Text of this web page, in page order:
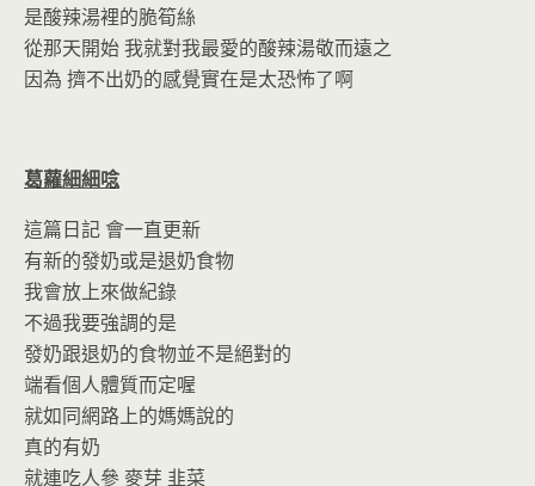
是酸辣湯裡的脆筍絲
從那天開始 我就對我最愛的酸辣湯敬而遠之
因為 擠不出奶的感覺實在是太恐怖了啊
葛蘿細細唸
這篇日記 會一直更新
有新的發奶或是退奶食物
我會放上來做紀錄
不過我要強調的是
發奶跟退奶的食物並不是絕對的
端看個人體質而定喔
就如同網路上的媽媽說的
真的有奶
就連吃人參 麥芽 韭菜